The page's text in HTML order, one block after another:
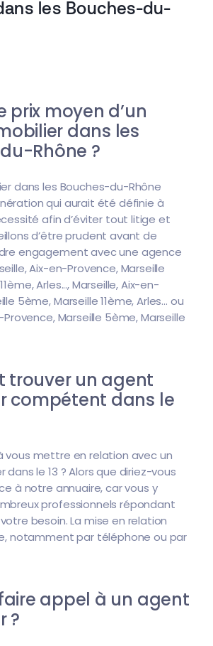
les Bouches-du-
prix moyen d’un
dans les
Rhône ?
dans les Bouches-du-Rhône
qui aurait été définie à
afin d’éviter tout litige et
d’être prudent avant de
engagement avec une agence
Aix-en-Provence, Marseille
Arles..., Marseille, Aix-en-
5ème, Marseille 11ème, Arles... ou
Marseille 5ème, Marseille
trouver un agent
compétent dans le
vous mettre en relation avec un
le 13 ? Alors que diriez-vous
à notre annuaire, car vous y
professionnels répondant
besoin. La mise en relation
notamment par téléphone ou par
appel à un agent
?